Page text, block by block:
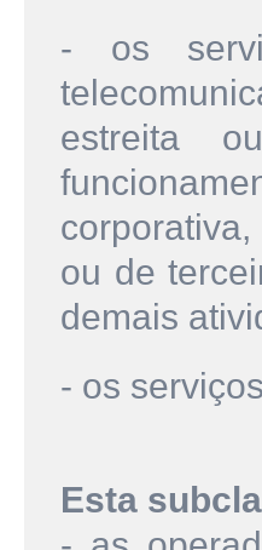
- os
estreita
ou de
demais
- os
Esta